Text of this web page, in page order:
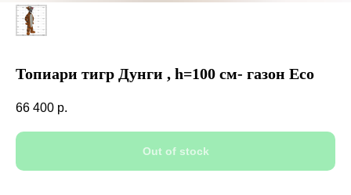
Топиари тигр Дунги , h=100 см- газон Есо
66 400 р.
Out of stock